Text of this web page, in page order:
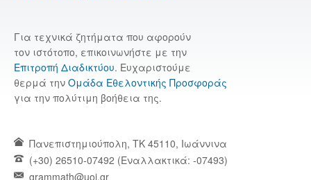
Για τεχνικά ζητήματα που αφορούν
τον ιστότοπο, επικοινωνήστε με την
Επιτροπή Διαδικτύου. Ευχαριστούμε
θερμά την Ομάδα Εθελοντικής Προσφοράς
για την πολύτιμη βοήθεια της.
Πανεπιστημιούπολη, TK 45110, Ιωάννινα
(+30) 26510-07492 (Εναλλακτικά: -07493)
grammath@uoi.gr